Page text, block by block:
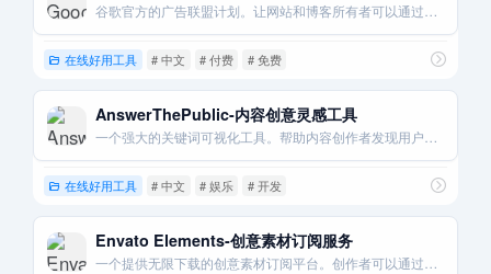
谷歌官方的广告联盟计划。让网站和博客所有者可以通过展示广告来赚取收入。
在线好用工具 # 中文 # 付费 # 免费
AnswerThePublic-内容创意灵感工具
一个强大的关键词可视化工具。帮助内容创作者发现用户问题。从而创造有商业价值的内容。
在线好用工具 # 中文 # 娱乐 # 开发
Envato Elements-创意素材订阅服务
一个提供无限下载的创意素材订阅平台。创作者可以通过成为作者来销售自己的作品。